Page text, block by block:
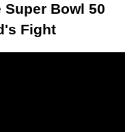
Bowl 50
Fight